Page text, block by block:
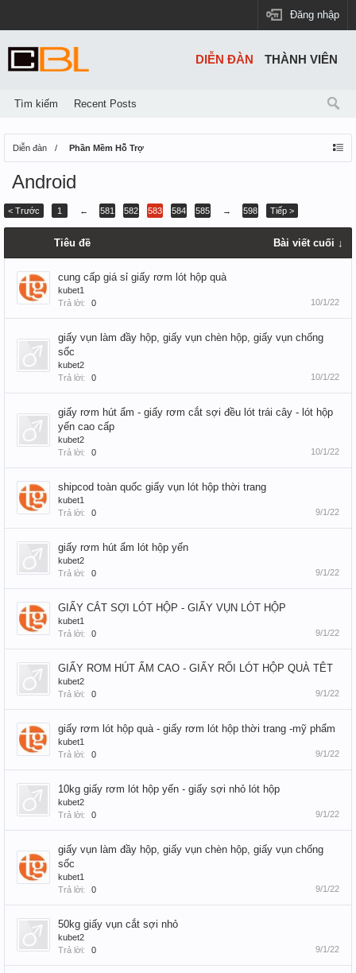
Đăng nhập
Diễn đàn Phần Mềm Hỗ Trợ
Android
< Trước 1 ← 581 582 583 584 585 → 598 Tiếp >
Tiêu đề Bài viết cuối ↓
cung cấp giá sỉ giấy rơm lót hộp quà
kubet1
Trả lời:
0 10/1/22
giấy vụn làm đầy hộp, giấy vụn chèn hộp, giấy vụn chống
sốc
kubet2
Trả lời:
0 10/1/22
giấy rơm hút ẩm - giấy rơm cắt sợi đều lót trái cây - lót hộp
yến cao cấp
kubet2
Trả lời:
0 10/1/22
shipcod toàn quốc giấy vụn lót hộp thời trang
kubet1
Trả lời:
0 9/1/22
giấy rơm hút ẩm lót hộp yến
kubet2
Trả lời:
0 9/1/22
GIẤY CẮT SỢI LÓT HỘP - GIẤY VỤN LÓT HỘP
kubet1
Trả lời:
0 9/1/22
GIẤY RƠM HÚT ẨM CAO - GIẤY RỐI LÓT HỘP QUÀ TÊT
kubet2
Trả lời:
0 9/1/22
giấy rơm lót hộp quà - giấy rơm lót hộp thời trang -mỹ phẩm
kubet1
Trả lời:
0 9/1/22
10kg giấy rơm lót hộp yến - giấy sợi nhỏ lót hộp
kubet2
Trả lời:
0 9/1/22
giấy vụn làm đầy hộp, giấy vụn chèn hộp, giấy vụn chống
sốc
kubet1
Trả lời:
0 9/1/22
50kg giấy vụn cắt sợi nhỏ
kubet2
Trả lời:
0 9/1/22
DIỄN ĐÀN
Tìm kiếm Recent Posts
THÀNH VIÊN